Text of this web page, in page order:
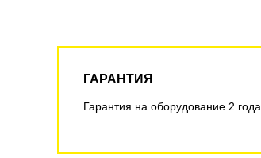
ГАРАНТИЯ
Гарантия на оборудование 2 года